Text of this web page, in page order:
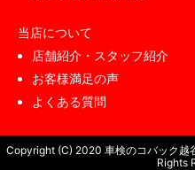
当店について
店舗紹介・スタッフ紹介
お客様満足の声
よくある質問
Copyright (C) 2020 車検のコバック越
Rights